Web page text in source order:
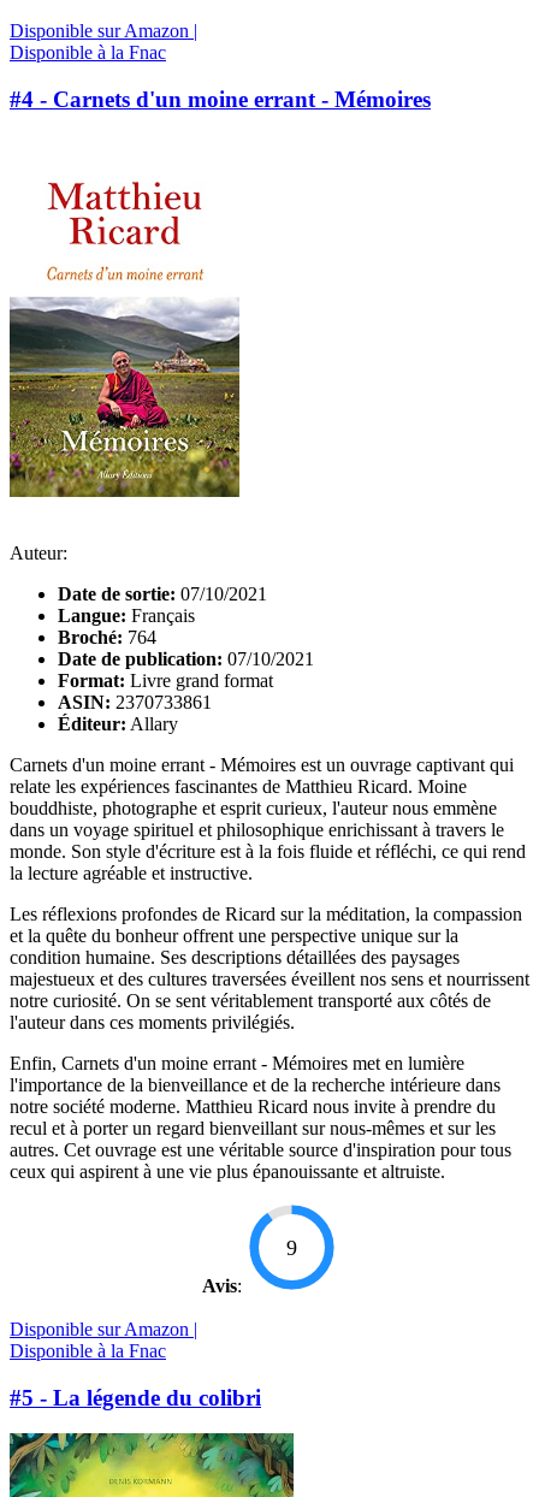
Disponible sur Amazon |
Disponible à la Fnac
#4 - Carnets d'un moine errant - Mémoires
Auteur:
Date de sortie: 07/10/2021
Langue: Français
Broché: 764
Date de publication: 07/10/2021
Format: Livre grand format
ASIN: 2370733861
Éditeur: Allary
Carnets d'un moine errant - Mémoires est un ouvrage captivant qui
relate les expériences fascinantes de Matthieu Ricard. Moine
bouddhiste, photographe et esprit curieux, l'auteur nous emmène
dans un voyage spirituel et philosophique enrichissant à travers le
monde. Son style d'écriture est à la fois fluide et réfléchi, ce qui rend
la lecture agréable et instructive.
Les réflexions profondes de Ricard sur la méditation, la compassion
et la quête du bonheur offrent une perspective unique sur la
condition humaine. Ses descriptions détaillées des paysages
majestueux et des cultures traversées éveillent nos sens et nourrissent
notre curiosité. On se sent véritablement transporté aux côtés de
l'auteur dans ces moments privilégiés.
Enfin, Carnets d'un moine errant - Mémoires met en lumière
l'importance de la bienveillance et de la recherche intérieure dans
notre société moderne. Matthieu Ricard nous invite à prendre du
recul et à porter un regard bienveillant sur nous-mêmes et sur les
autres. Cet ouvrage est une véritable source d'inspiration pour tous
ceux qui aspirent à une vie plus épanouissante et altruiste.
Avis:
9
Disponible sur Amazon |
Disponible à la Fnac
#5 - La légende du colibri